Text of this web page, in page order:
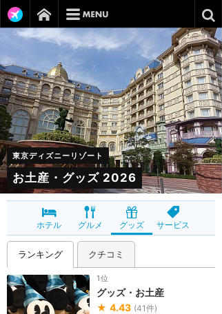
東京ディズニーリゾート
お土産・グッズ 2026
ホテル グルメ グッズ サービス
ランキング クチコミ
1位
グッズ・お土産
★ 4.43 (41件)